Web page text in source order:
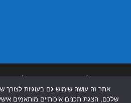
בבאר שבע |
אתר זה עושה שימוש גם בעוגיות לצורך
שלכם, הצגת תכנים איכותיים מותאמים